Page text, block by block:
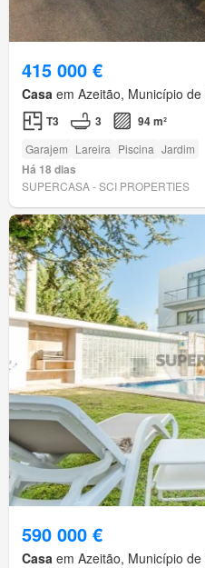
415 000 €
Casa em Azeitão, Município
T3 3 94 m²
Garajem Lareira Piscina Jardim
Há 18 dias
SUPERCASA - SCI PROPERTIES
590 000 €
Casa em Azeitão, Município